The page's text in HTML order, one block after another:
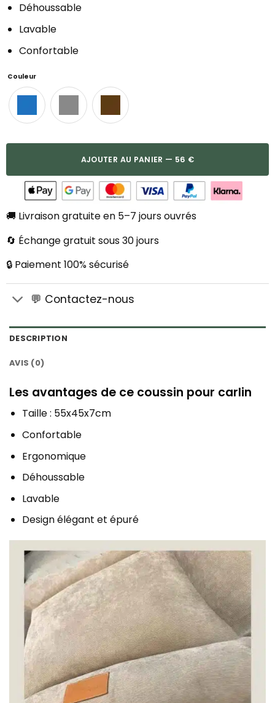
Déhoussable
Lavable
Confortable
Couleur
AJOUTER AU PANIER — 56 €
🚚 Livraison gratuite en 5–7 jours ouvrés
🔄 Échange gratuit sous 30 jours
🔒 Paiement 100% sécurisé
💬 Contactez-nous
DESCRIPTION
AVIS (0)
Les avantages de ce coussin pour carlin
Taille : 55x45x7cm
Confortable
Ergonomique
Déhoussable
Lavable
Design élégant et épuré